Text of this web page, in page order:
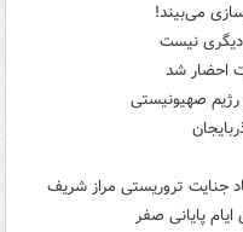
می‌بیند!
دیگری نیست
احضار شد
صهیونیستی
جنایت تروریستی مراز شریف
پایانی صفر